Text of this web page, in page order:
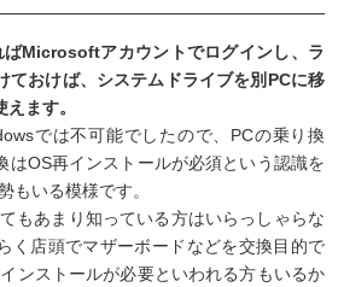
Microsoftアカウントでログインし、ラ
ておけば、システムドライブを別PCに移
ます。
では不可能でしたので、PCの乗り換
はOS再インストールが必須という認識を
もいる模様です。
もあまり知っている方はいらっしゃらな
く店頭でマザーボードなどを交換目的で
ンストールが必要といわれる方もいるか